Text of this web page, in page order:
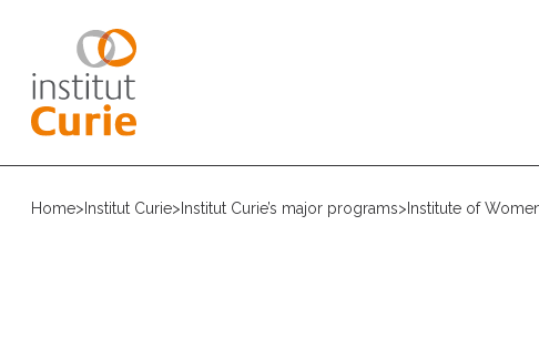
Home> Institut Curie> Institut Curie’s major programs> Institute of